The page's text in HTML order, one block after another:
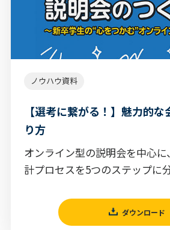
ノウハウ資料
【選考に繋がる！】魅力的
り方
オンライン型の説明会を中心
計プロセスを5つのステップに
ダウンロード